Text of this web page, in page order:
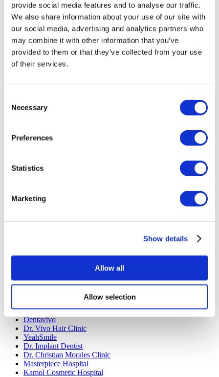
provide social media features and to analyse our traffic.
We also share information about your use of our site with
our social media, advertising and analytics partners who
may combine it with other information that you’ve
provided to them or that they’ve collected from your use
of their services.
Selection
Necessary
Preferences
Statistics
Marketing
Show details
Allow all
Allow selection
Destinazioni Popolari
Turchia Cliniche
Spain Cliniche
Mexico Cliniche
Poland Cliniche
Thailand Cliniche
Gastrectomia a Manica Turchia
Mastoplastica Riduttiva Turchia
Faccette Dentali Turchia
Corona Dentale Turchia
Bypass Gastrico Turchia
Cliniche Popolari
Luna Clinic Turkey
Istanbul European Clinic
Dentavivo
Dr. Vivo Hair Clinic
YeahSmile
Dr. Implant Dentist
Dr. Christian Morales Clinic
Masterpiece Hospital
Kamol Cosmetic Hospital